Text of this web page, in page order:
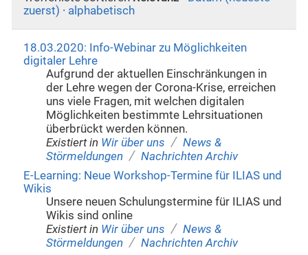
zuerst) · alphabetisch
18.03.2020: Info-Webinar zu Möglichkeiten
digitaler Lehre
Aufgrund der aktuellen Einschränkungen in
der Lehre wegen der Corona-Krise, erreichen
uns viele Fragen, mit welchen digitalen
Möglichkeiten bestimmte Lehrsituationen
überbrückt werden können.
Existiert in Wir über uns / News &
Störmeldungen / Nachrichten Archiv
E-Learning: Neue Workshop-Termine für ILIAS und
Wikis
Unsere neuen Schulungstermine für ILIAS und
Wikis sind online
Existiert in Wir über uns / News &
Störmeldungen / Nachrichten Archiv